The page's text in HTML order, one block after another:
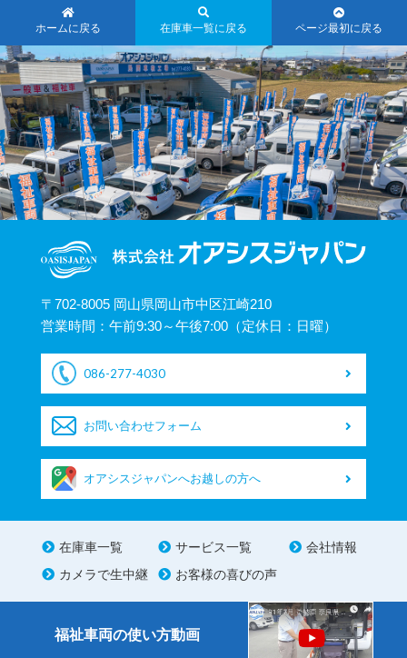
ホームに戻る 在庫車一覧に戻る ページ最初に戻る
〒702-8005 岡山県岡山市中区江崎210
営業時間：午前9:30～午後7:00（定休日：日曜）
086-277-4030
お問い合わせフォーム
オアシスジャパンへお越しの方へ
在庫車一覧 サービス一覧
会社情報
カメラで生中継
お客様の喜びの声
福祉車両の使い方動画